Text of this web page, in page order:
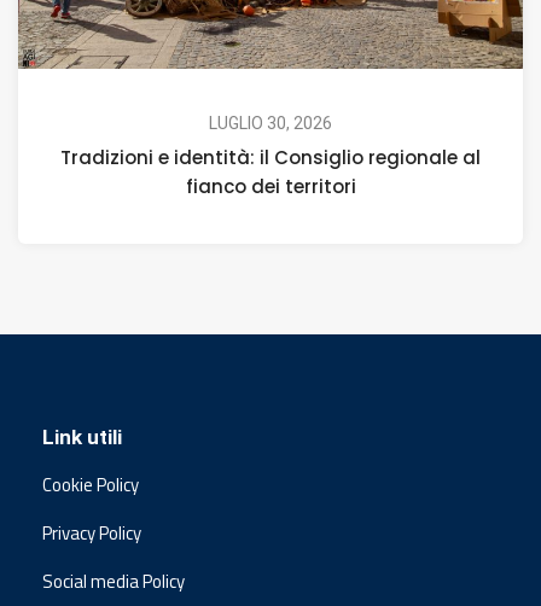
LUGLIO 30, 2026
Tradizioni e identità: il Consiglio regionale al
fianco dei territori
Link utili
Cookie Policy
Privacy Policy
Social media Policy